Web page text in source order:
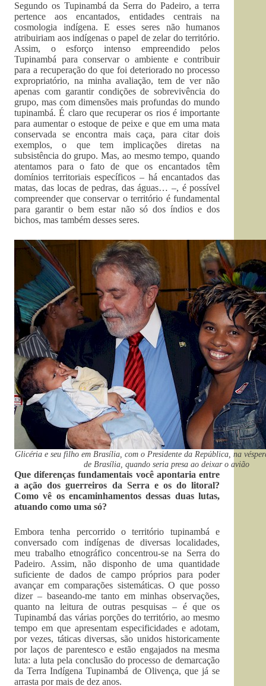
Segundo os Tupinambá da Serra do Padeiro, a terra
pertence aos encantados, entidades centrais na
cosmologia indígena. E esses seres não humanos
atribuiriam aos indígenas o papel de zelar do território.
Assim, o esforço intenso empreendido pelos
Tupinambá para conservar o ambiente e contribuir
para a recuperação do que foi deteriorado no processo
expropriatório, na minha avaliação, tem de ver não
apenas com garantir condições de sobrevivência do
grupo, mas com dimensões mais profundas do mundo
tupinambá. É claro que recuperar os rios é importante
para aumentar o estoque de peixe e que em uma mata
conservada se encontra mais caça, para citar dois
exemplos, o que tem implicações diretas na
subsistência do grupo. Mas, ao mesmo tempo, quando
atentamos para o fato de que os encantados têm
domínios territoriais específicos – há encantados das
matas, das locas de pedras, das águas… –, é possível
compreender que conservar o território é fundamental
para garantir o bem estar não só dos índios e dos
bichos, mas também desses seres.
Glicéria e seu filho em Brasília, com o Presidente da República, na
de Brasília, quando seria presa ao deixar o avião
Que diferenças fundamentais você apontaria entre
a ação dos guerreiros da Serra e os do litoral?
Como vê os encaminhamentos dessas duas lutas,
atuando como uma só?
Embora tenha percorrido o território tupinambá e
conversado com indígenas de diversas localidades,
meu trabalho etnográfico concentrou-se na Serra do
Padeiro. Assim, não disponho de uma quantidade
suficiente de dados de campo próprios para poder
avançar em comparações sistemáticas. O que posso
dizer – baseando-me tanto em minhas observações,
quanto na leitura de outras pesquisas – é que os
Tupinambá das várias porções do território, ao mesmo
tempo em que apresentam especificidades e adotam,
por vezes, táticas diversas, são unidos historicamente
por laços de parentesco e estão engajados na mesma
luta: a luta pela conclusão do processo de demarcação
da Terra Indígena Tupinambá de Olivença, que já se
arrasta por mais de dez anos.